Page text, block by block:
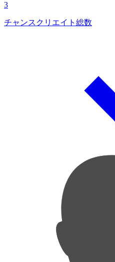
3
チャンスクリエイト総数